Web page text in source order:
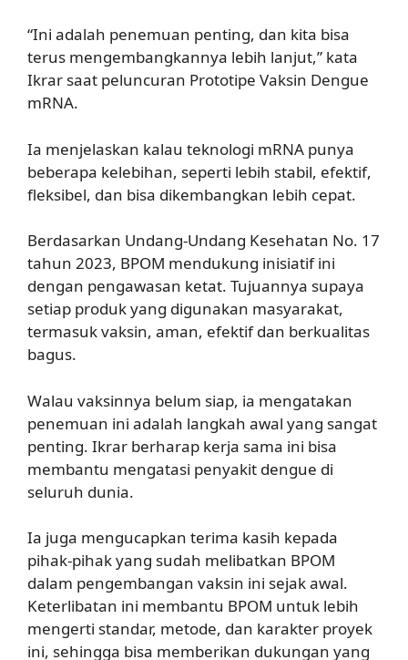
“Ini adalah penemuan penting, dan kita bisa
terus mengembangkannya lebih lanjut,” kata
Ikrar saat peluncuran Prototipe Vaksin Dengue
mRNA.
Ia menjelaskan kalau teknologi mRNA punya
beberapa kelebihan, seperti lebih stabil, efektif,
fleksibel, dan bisa dikembangkan lebih cepat.
Berdasarkan Undang-Undang Kesehatan No. 17
tahun 2023, BPOM mendukung inisiatif ini
dengan pengawasan ketat. Tujuannya supaya
setiap produk yang digunakan masyarakat,
termasuk vaksin, aman, efektif dan berkualitas
bagus.
Walau vaksinnya belum siap, ia mengatakan
penemuan ini adalah langkah awal yang sangat
penting. Ikrar berharap kerja sama ini bisa
membantu mengatasi penyakit dengue di
seluruh dunia.
Ia juga mengucapkan terima kasih kepada
pihak-pihak yang sudah melibatkan BPOM
dalam pengembangan vaksin ini sejak awal.
Keterlibatan ini membantu BPOM untuk lebih
mengerti standar, metode, dan karakter proyek
ini, sehingga bisa memberikan dukungan yang